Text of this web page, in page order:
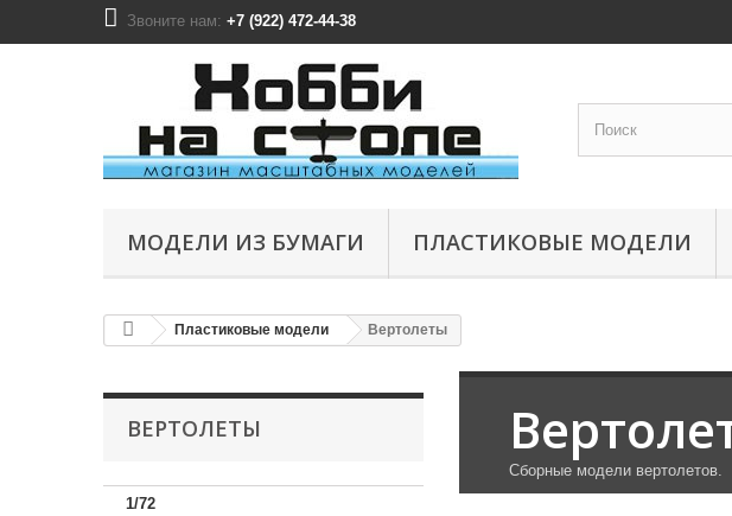
Звоните нам: +7 (922) 472-44-38
МОДЕЛИ ИЗ БУМАГИ ПЛАСТИКОВЫЕ МОДЕЛИ
Пластиковые модели Вертолеты
ВЕРТОЛЕТЫ
1/72
Сборные модели вертолетов.